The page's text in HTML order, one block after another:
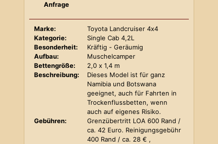
Anfrage
Marke:
Toyota Landcruiser 4x4
Kategorie:
Single Cab 4,2L
Besonderheit:
Kräftig - Geräumig
Aufbau:
Muschelcamper
Bettengröße:
2,0 x 1,4 m
Beschreibung:
Dieses Model ist für ganz
Namibia und Botswana
geeignet, auch für Fahrten in
Trockenflussbetten, wenn
auch auf eigenes Risiko.
Gebühren:
Grenzübertritt LOA 600 Rand /
ca. 42 Euro. Reinigungsgebühr
400 Rand / ca. 28 € ,